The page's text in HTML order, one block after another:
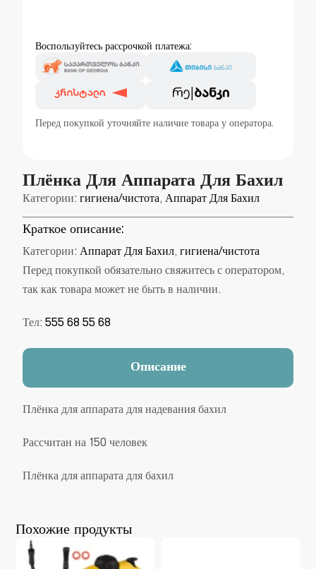
Воспользуйтесь рассрочкой платежа:
Перед покупкой уточняйте наличие товара у оператора.
Плёнка Для Аппарата Для Бахил
Категории: гигиена/чистота,Аппарат Для Бахил
Краткое описание:
Категории:Аппарат Для Бахил,гигиена/чистота
Перед покупкой обязательно свяжитесь с оператором,
так как товара может не быть в наличии.
Тел:555 68 55 68
Описание
Плёнка для аппарата для надевания бахил
Рассчитан на 150 человек
Плёнка для аппарата для бахил
Похожие продукты